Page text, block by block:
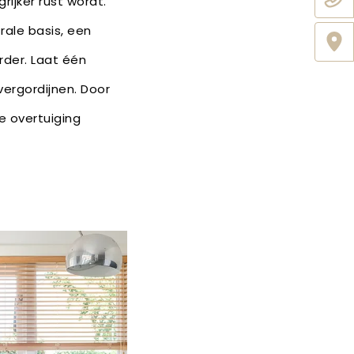
basis, een
Laat één
Door
overtuiging